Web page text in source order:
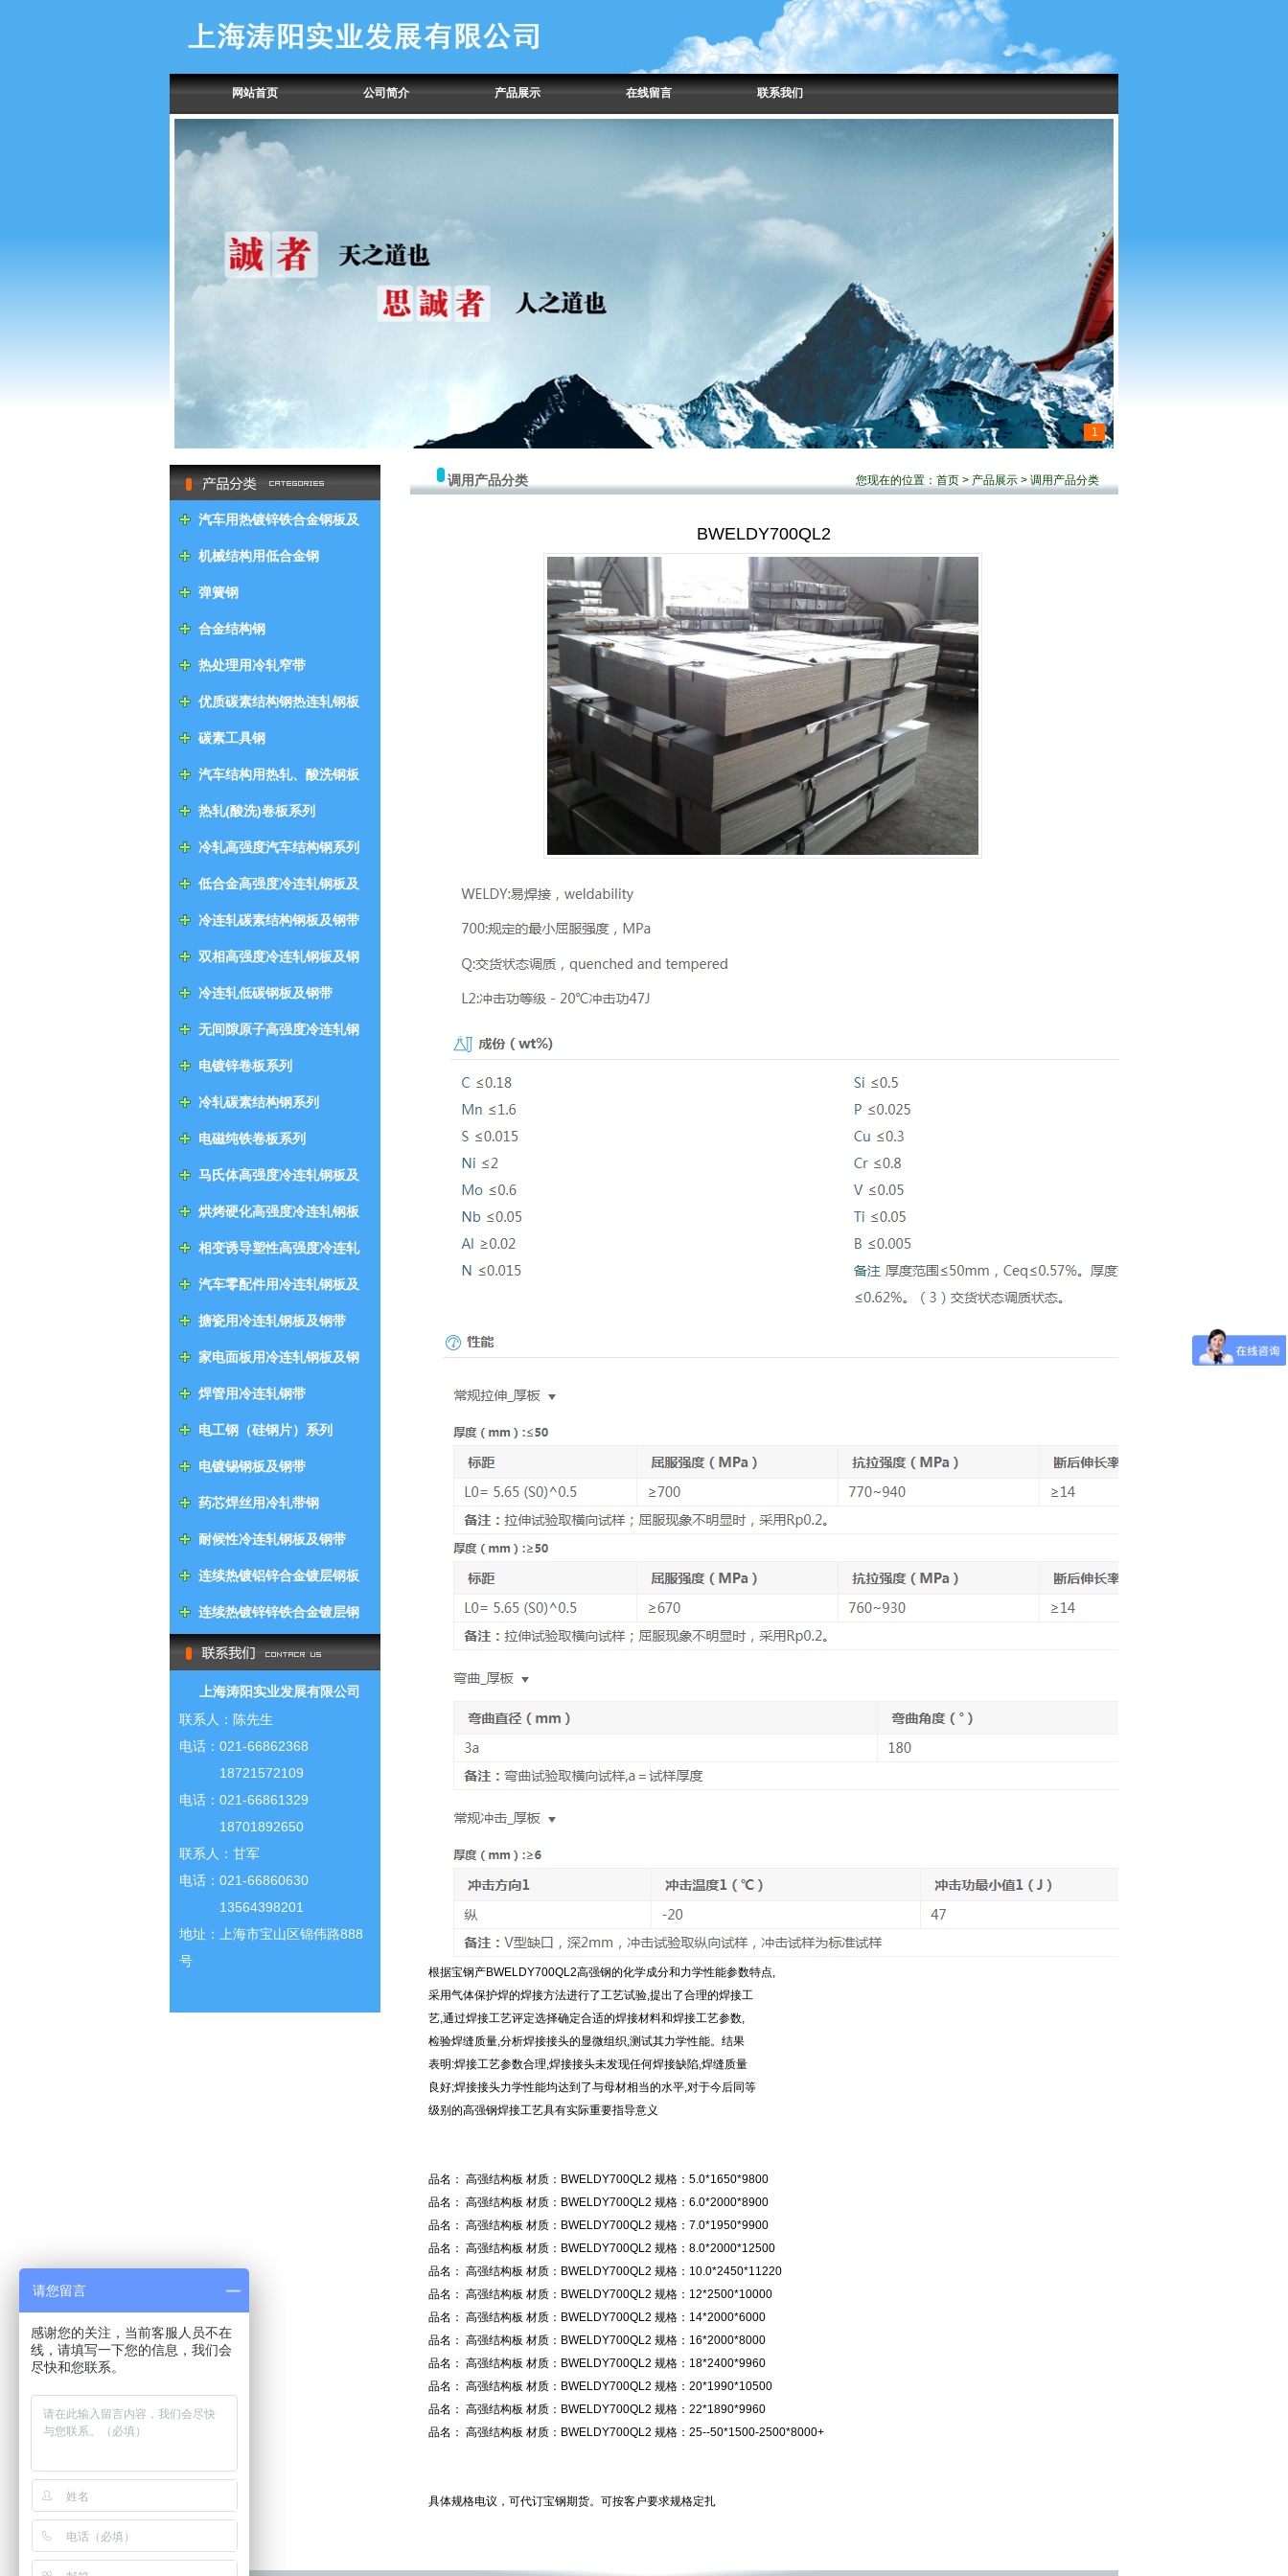
网站首页 公司简介 产品展示 在线留言 联系我们
null
1
汽车用热镀锌铁合金钢板及
钢带机械结构用低合金钢
弹簧钢
合金结构钢
热处理用冷轧窄带
优质碳素结构钢热连轧钢板
及钢带
碳素工具钢
汽车结构用热轧、酸洗钢板
及钢带
热轧(酸洗)卷板系列
冷轧高强度汽车结构钢系列
低合金高强度冷连轧钢板及
钢带冷连轧碳素结构钢板及钢带
双相高强度冷连轧钢板及钢
带
冷连轧低碳钢板及钢带
无间隙原子高强度冷连轧钢
板及钢带
电镀锌卷板系列
冷轧碳素结构钢系列
电磁纯铁卷板系列
马氏体高强度冷连轧钢板及
钢带烘烤硬化高强度冷连轧钢板
及钢带
相变诱导塑性高强度冷连轧
钢板及钢带
汽车零配件用冷连轧钢板及
钢带搪瓷用冷连轧钢板及钢带
家电面板用冷连轧钢板及钢
带
焊管用冷连轧钢带
电工钢（硅钢片）系列
电镀锡钢板及钢带
药芯焊丝用冷轧带钢
耐候性冷连轧钢板及钢带
连续热镀铝锌合金镀层钢板
及钢带
连续热镀锌锌铁合金镀层钢
板及钢带
上海涛阳实业发展有限公司
联系人：陈先生
电话：021-66862368
18721572109
电话：021-66861329
18701892650
联系人：甘军
电话：021-66860630
13564398201
地址：上海市宝山区锦伟路888
号
您现在的位置： 首页 > 产品展示 > 调用产品分类
调用产品分类
BWELDY700QL2
根据宝钢产BWELDY700QL2高强钢的化学成分和力学性能参数特点,
采用气体保护焊的焊接方法进行了工艺试验,提出了合理的焊接工
艺,通过焊接工艺评定选择确定合适的焊接材料和焊接工艺参数,
检验焊缝质量,分析焊接接头的显微组织,测试其力学性能。结果
表明:焊接工艺参数合理,焊接接头未发现任何焊接缺陷,焊缝质量
良好;焊接接头力学性能均达到了与母材相当的水平,对于今后同等
级别的高强钢焊接工艺具有实际重要指导意义
品名： 高强结构板 材质：BWELDY700QL2 规格：5.0*1650*9800
品名： 高强结构板 材质：BWELDY700QL2 规格：6.0*2000*8900
品名： 高强结构板 材质：BWELDY700QL2 规格：7.0*1950*9900
品名： 高强结构板 材质：BWELDY700QL2 规格：8.0*2000*12500
品名： 高强结构板 材质：BWELDY700QL2 规格：10.0*2450*11220
品名： 高强结构板 材质：BWELDY700QL2 规格：12*2500*10000
品名： 高强结构板 材质：BWELDY700QL2 规格：14*2000*6000
品名： 高强结构板 材质：BWELDY700QL2 规格：16*2000*8000
品名： 高强结构板 材质：BWELDY700QL2 规格：18*2400*9960
品名： 高强结构板 材质：BWELDY700QL2 规格：20*1990*10500
品名： 高强结构板 材质：BWELDY700QL2 规格：22*1890*9960
品名： 高强结构板 材质：BWELDY700QL2 规格：25--50*1500-2500*8000+
具体规格电议，可代订宝钢期货。可按客户要求规格定扎
请您留言
感谢您的关注，当前客服人员不在
线，请填写一下您的信息，我们会
尽快和您联系。